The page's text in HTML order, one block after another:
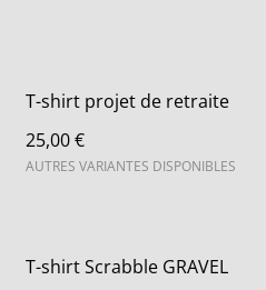
T-shirt projet de retraite
25,00 €
AUTRES VARIANTES DISPONIBLES
T-shirt Scrabble GRAVEL